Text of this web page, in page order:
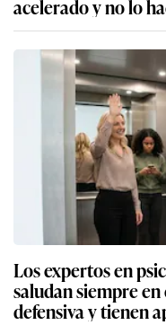
acelerado y no lo
Los expertos en
saludan siempre
defensiva y tienen